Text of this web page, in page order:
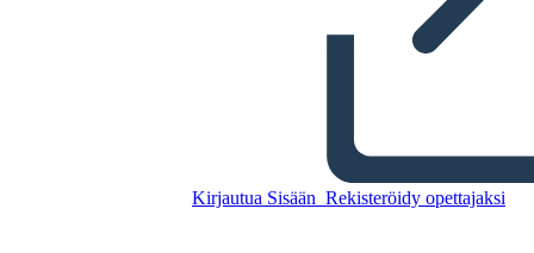
Kirjautua Sisään Rekisteröidy opettajaksi
Rivoluzione Americana
Nativi Americani